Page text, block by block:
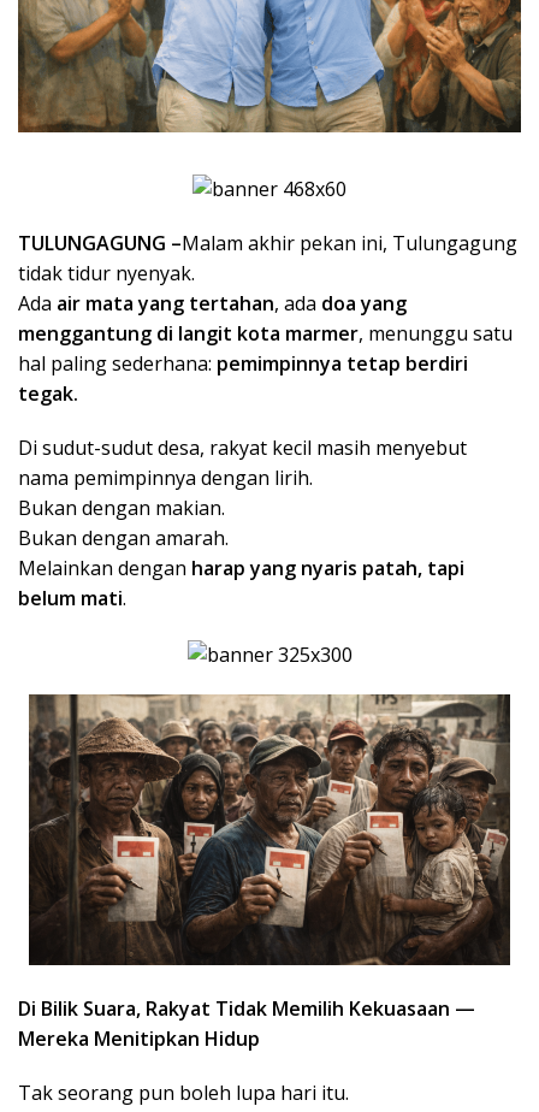
TULUNGAGUNG –Malam akhir pekan ini, Tulungagung
tidak tidur nyenyak.
Ada air mata yang tertahan, ada doa yang
menggantung di langit kota marmer, menunggu satu
hal paling sederhana: pemimpinnya tetap berdiri
tegak.
Di sudut-sudut desa, rakyat kecil masih menyebut
nama pemimpinnya dengan lirih.
Bukan dengan makian.
Bukan dengan amarah.
Melainkan dengan harap yang nyaris patah, tapi
belum mati.
Di Bilik Suara, Rakyat Tidak Memilih Kekuasaan —
Mereka Menitipkan Hidup
Tak seorang pun boleh lupa hari itu.